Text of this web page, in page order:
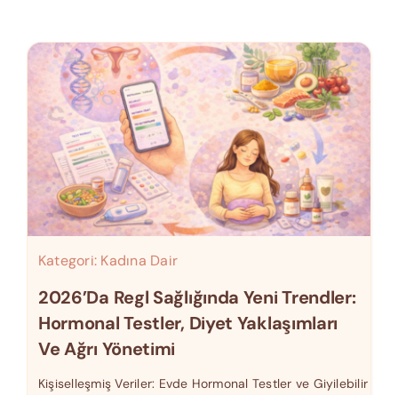
Kategori: Kadına Dair
2026’da Regl Sağlığında Yeni Trendler:
Hormonal Testler, Diyet Yaklaşımları
Ve Ağrı Yönetimi
Kişiselleşmiş Veriler: Evde Hormonal Testler ve Giyilebilir